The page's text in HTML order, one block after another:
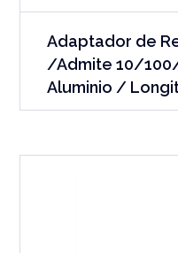
Adaptador de
/Admite 10/
Aluminio /